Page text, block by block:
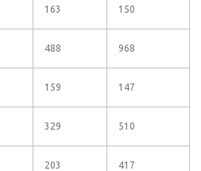
163 150
488 968
159 147
329 510
203 417